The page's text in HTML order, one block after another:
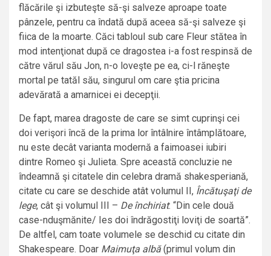
flăcările şi izbuteşte să-şi salveze aproape toate
pânzele, pentru ca îndată după aceea să-şi salveze şi
fiica de la moarte. Căci tabloul sub care Fleur stătea în
mod intenţionat după ce dragostea i-a fost respinsă de
către vărul său Jon, n-o loveşte pe ea, ci-l răneşte
mortal pe tatăl său, singurul om care ştia pricina
adevărată a amarnicei ei decepţii.
De fapt, marea dragoste de care se simt cuprinşi cei
doi verişori încă de la prima lor întâlnire întâmplătoare,
nu este decât varianta modernă a faimoasei iubiri
dintre Romeo şi Julieta. Spre această concluzie ne
îndeamnă şi citatele din celebra dramă shakesperiană,
citate cu care se deschide atât volumul II, Încătuşaţi de
lege, cât şi volumul III – De închiriat: “Din cele două
case-nduşmănite/ Ies doi îndrăgostiţi loviţi de soartă”.
De altfel, cam toate volumele se deschid cu citate din
Shakespeare. Doar Maimuţa albă(primul volum din